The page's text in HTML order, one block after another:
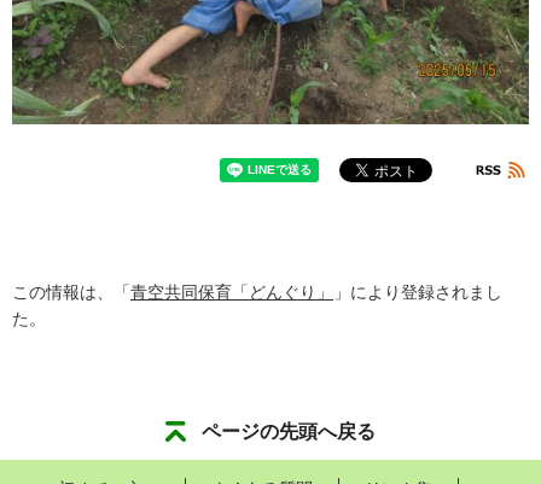
この情報は、「青空共同保育「どんぐり」
」により登録されまし
た。
ページの先頭へ戻る